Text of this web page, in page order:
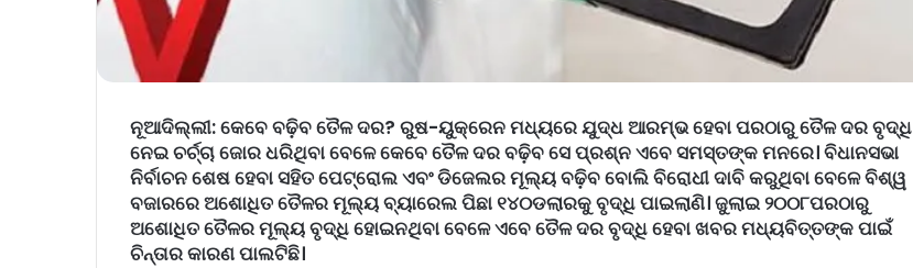
ନୂଆଦିଲ୍ଲୀ: କେବେ ବଢ଼ିବ ତୈଳ ଦର? ରୁଷ-ୟୁକ୍ରେନ ମଧ୍ୟରେ ଯୁଦ୍ଧ ଆରମ୍ଭ ହେବା ପରଠାରୁ ତୈଳ ଦର ବୃଦ୍ଧି
ନେଇ ଚର୍ଚ୍ଚା ଜୋର ଧରିଥିବା ବେଳେ କେବେ ତୈଳ ଦର ବଢ଼ିବ ସେ ପ୍ରଶ୍ନ ‌ଏବେ ସମସ୍ତଙ୍କ ମନରେ। ବିଧାନସଭା
ନିର୍ବାଚନ ଶେଷ ହେବା ସହିତ ପେଟ୍ରୋଲ ଏବଂ ଡିଜେଲର ମୂଲ୍ୟ ବଢ଼ିବ ବୋଲି ବିରୋଧୀ ଦାବି କରୁଥିବା ବେଳେ ବିଶ୍ୱ
ବଜାରରେ ଅଶୋଧିତ ତୈଳର ମୂଲ୍ୟ ବ୍ୟାରେଲ ପିଛା ୧୪୦ଡଲାରକୁ ବୃଦ୍ଧି ପାଇଲାଣି। ଜୁଲାଇ ୨୦୦୮ପରଠାରୁ
ଅଶୋଧିତ ତୈଳର ମୂଲ୍ୟ ବୃଦ୍ଧି ହୋଇନଥିବା ବେଳେ ଏବେ ତୈଳ ଦର ବୃଦ୍ଧି ହେବା ଖବର ମଧ୍ୟବିତ୍ତଙ୍କ ପାଇଁ
ଚିନ୍ତାର କାରଣ ପାଲଟିଛି।